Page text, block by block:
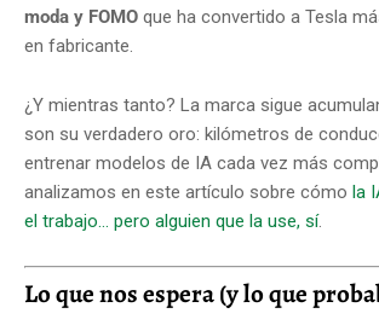
moda y FOMO que ha convertido a Tesla
en fabricante.
¿Y mientras tanto? La marca sigue
son su verdadero oro: kilómetros de
entrenar modelos de IA cada vez más
analizamos en este artículo sobre cómo la
el trabajo... pero alguien que la use, sí.
Lo que nos espera (y lo que